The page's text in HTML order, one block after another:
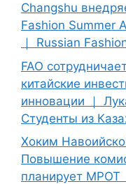
Changshu
Fashion Summer
｜ Russian
FAO
китайские
инновации ｜
Студенты из
Хоким
Повышение
планирует МРОТ